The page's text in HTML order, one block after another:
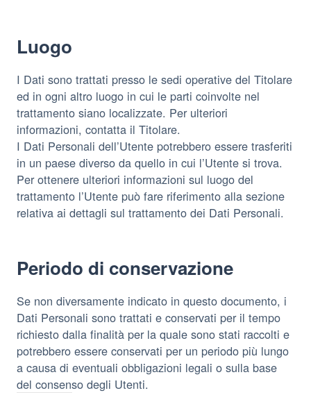
Luogo
I Dati sono trattati presso le sedi operative del Titolare
ed in ogni altro luogo in cui le parti coinvolte nel
trattamento siano localizzate. Per ulteriori
informazioni, contatta il Titolare.
I Dati Personali dell’Utente potrebbero essere trasferiti
in un paese diverso da quello in cui l’Utente si trova.
Per ottenere ulteriori informazioni sul luogo del
trattamento l’Utente può fare riferimento alla sezione
relativa ai dettagli sul trattamento dei Dati Personali.
Periodo di conservazione
Se non diversamente indicato in questo documento, i
Dati Personali sono trattati e conservati per il tempo
richiesto dalla finalità per la quale sono stati raccolti e
potrebbero essere conservati per un periodo più lungo
a causa di eventuali obbligazioni legali o sulla base
del consenso degli Utenti.